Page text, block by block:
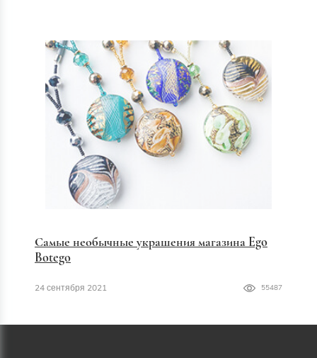
Самые необычные украшения магазина Ego
Botego
24 сентября 2021 55487